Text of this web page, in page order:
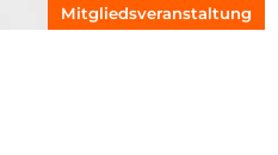
Mitgliedsveranstaltung